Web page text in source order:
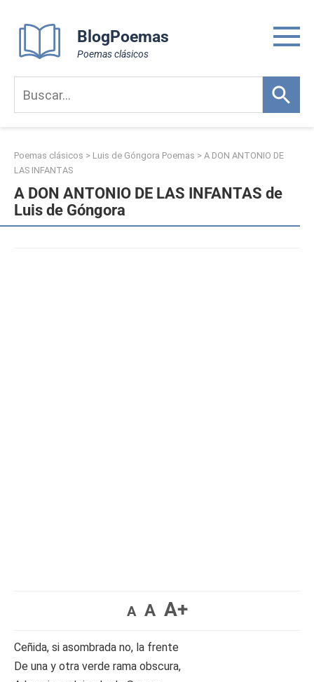
content
BlogPoemas
Poemas clásicos
Poemas clásicos > Luis de Góngora Poemas > A DON ANTONIO DE
LAS INFANTAS
A DON ANTONIO DE LAS INFANTAS de
Luis de Góngora
A A A+
Ceñida, si asombrada no, la frente
De una y otra verde rama obscura,